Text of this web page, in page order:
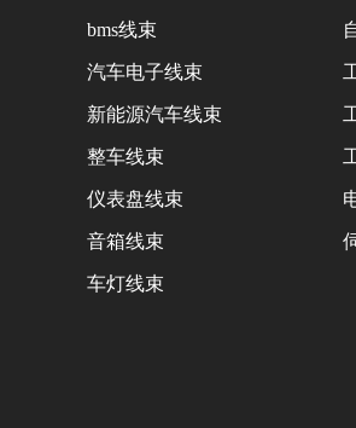
bms线束
汽车电子线束
新能源汽车线束
整车线束
仪表盘线束
音箱线束
车灯线束